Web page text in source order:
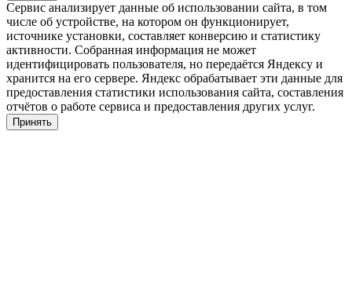
Сервис анализирует данные об использовании сайта, в том
числе об устройстве, на котором он функционирует,
источнике установки, составляет конверсию и статистику
активности. Собранная информация не может
идентифицировать пользователя, но передаётся Яндексу и
хранится на его сервере. Яндекс обрабатывает эти данные для
предоставления статистики использования сайта, составления
отчётов о работе сервиса и предоставления других услуг.
Принять